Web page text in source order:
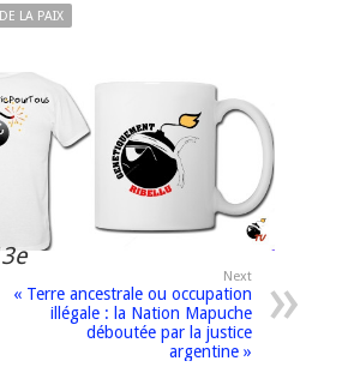
LA PAIX
Next
« Terre ancestrale ou occupation
illégale : la Nation Mapuche
déboutée par la justice
argentine »